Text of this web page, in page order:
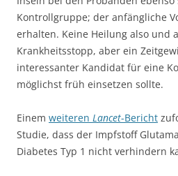
Kontrollgruppe; der anfängliche
erhalten. Keine Heilung also und
Krankheitsstopp, aber ein
interessanter Kandidat für eine
möglichst früh einsetzen sollte.
Einem weiteren Lancet-Bericht
Studie, dass der Impfstoff
Diabetes Typ 1 nicht verhindern